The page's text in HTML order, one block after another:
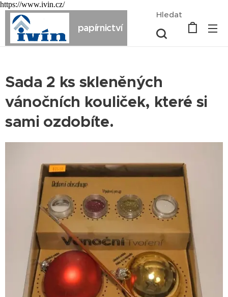
https://www.ivin.cz/
papírnictví
Hledat
Sada 2 ks skleněných
vánočních kouliček, které si
sami ozdobíte.